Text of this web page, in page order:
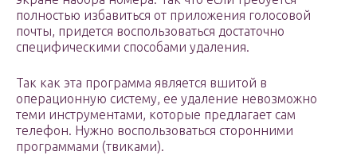
полностью избавиться от приложения голосовой
почты, придется воспользоваться достаточно
специфическими способами удаления.
Так как эта программа является вшитой в
операционную систему, ее удаление невозможно
теми инструментами, которые предлагает сам
телефон. Нужно воспользоваться сторонними
программами (твиками).